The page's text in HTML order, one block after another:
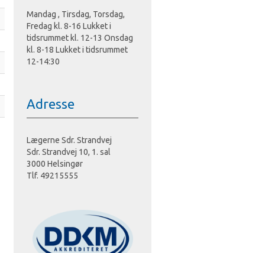
Mandag , Tirsdag, Torsdag,
Fredag kl. 8-16 Lukket i
tidsrummet kl. 12-13 Onsdag
kl. 8-18 Lukket i tidsrummet
12-14:30
Adresse
Lægerne Sdr. Strandvej
Sdr. Strandvej 10, 1. sal
3000 Helsingør
Tlf. 49215555